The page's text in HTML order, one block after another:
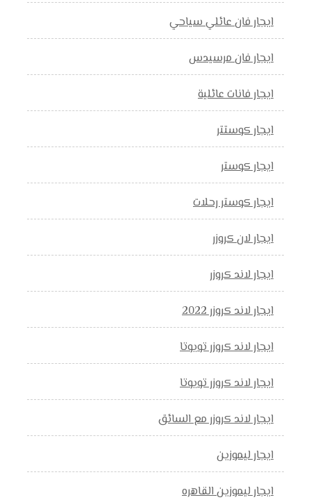
ايجار فان عائلي سياحي
ايجار فان مرسيدس
ايجار فانات عائلية
ايجار كوستتر
ايجار كوستر
ايجار كوستر رحلات
ايجار لان كروزر
ايجار لاند كروزر
ايجار لاند كروزر 2022
ايجار لاند كروزر تويوتا
ايجار لاند كروزر تويوتا
ايجار لاند كروزر مع السائق
ايجار ليموزين
ايجار ليموزين القاهره